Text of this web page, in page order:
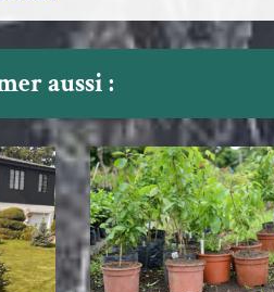
aussi :